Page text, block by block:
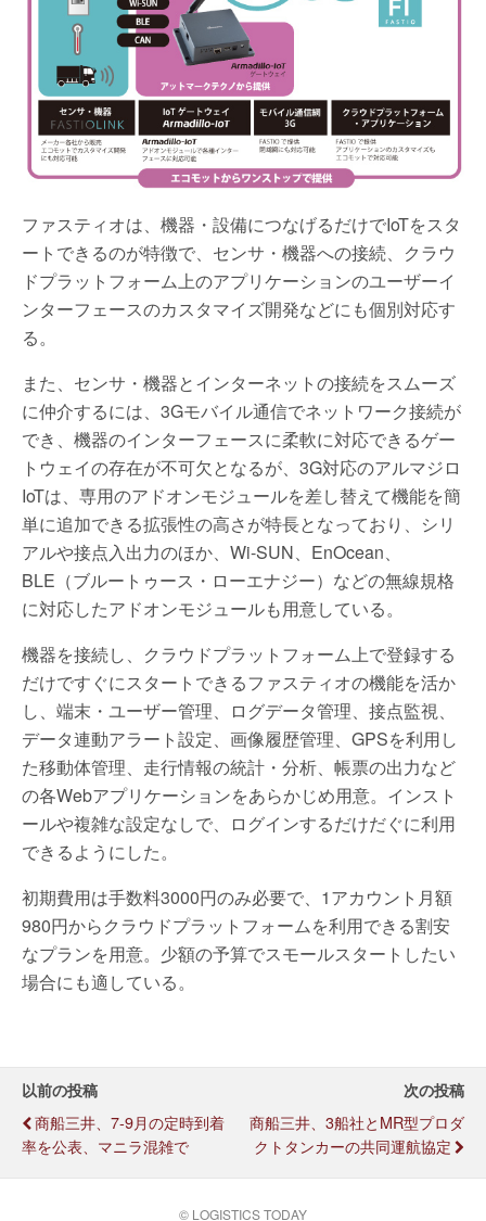
ファスティオは、機器・設備につなげるだけでIoTをスタ
ートできるのが特徴で、センサ・機器への接続、クラウ
ドプラットフォーム上のアプリケーションのユーザーイ
ンターフェースのカスタマイズ開発などにも個別対応す
る。
また、センサ・機器とインターネットの接続をスムーズ
に仲介するには、3Gモバイル通信でネットワーク接続が
でき、機器のインターフェースに柔軟に対応できるゲー
トウェイの存在が不可欠となるが、3G対応のアルマジロ
IoTは、専用のアドオンモジュールを差し替えて機能を簡
単に追加できる拡張性の高さが特長となっており、シリ
アルや接点入出力のほか、Wi-SUN、EnOcean、
BLE（ブルートゥース・ローエナジー）などの無線規格
に対応したアドオンモジュールも用意している。
機器を接続し、クラウドプラットフォーム上で登録する
だけですぐにスタートできるファスティオの機能を活か
し、端末・ユーザー管理、ログデータ管理、接点監視、
データ連動アラート設定、画像履歴管理、GPSを利用し
た移動体管理、走行情報の統計・分析、帳票の出力など
の各Webアプリケーションをあらかじめ用意。インスト
ールや複雑な設定なしで、ログインするだけだぐに利用
できるようにした。
初期費用は手数料3000円のみ必要で、1アカウント月額
980円からクラウドプラットフォームを利用できる割安
なプランを用意。少額の予算でスモールスタートしたい
場合にも適している。
以前の投稿
商船三井、7-9月の定時到着
率を公表、マニラ混雑で
次の投稿
商船三井、3船社とMR型プロダ
クトタンカーの共同運航協定
© LOGISTICS TODAY